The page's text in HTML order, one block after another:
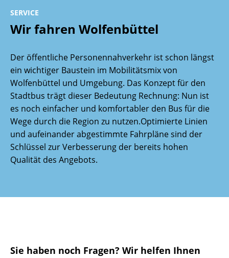
SERVICE
Wir fahren Wolfenbüttel
Der öffentliche Personennahverkehr ist schon längst
ein wichtiger Baustein im Mobilitätsmix von
Wolfenbüttel und Umgebung. Das Konzept für den
Stadtbus trägt dieser Bedeutung Rechnung: Nun ist
es noch einfacher und komfortabler den Bus für die
Wege durch die Region zu nutzen.Optimierte Linien
und aufeinander abgestimmte Fahrpläne sind der
Schlüssel zur Verbesserung der bereits hohen
Qualität des Angebots.
Sie haben noch Fragen? Wir helfen Ihnen